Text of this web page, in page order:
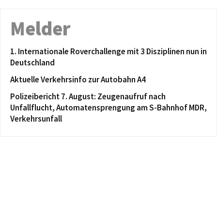
Melder
1. Internationale Roverchallenge mit 3 Disziplinen nun in
Deutschland
Aktuelle Verkehrsinfo zur Autobahn A4
Polizeibericht 7. August: Zeugenaufruf nach
Unfallflucht, Automatensprengung am S-Bahnhof MDR,
Verkehrsunfall